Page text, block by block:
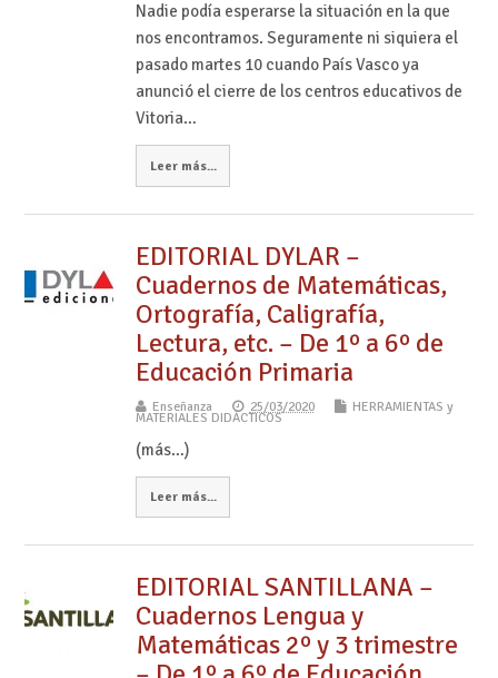
Nadie podía esperarse la situación en la que
nos encontramos. Seguramente ni siquiera el
pasado martes 10 cuando País Vasco ya
anunció el cierre de los centros educativos de
Vitoria…
Leer más...
EDITORIAL DYLAR –
Cuadernos de Matemáticas,
Ortografía, Caligrafía,
Lectura, etc. – De 1º a 6º de
Educación Primaria
Enseñanza 25/03/2020 HERRAMIENTAS y
MATERIALES DIDÁCTICOS
(más…)
Leer más...
EDITORIAL SANTILLANA –
Cuadernos Lengua y
Matemáticas 2º y 3 trimestre